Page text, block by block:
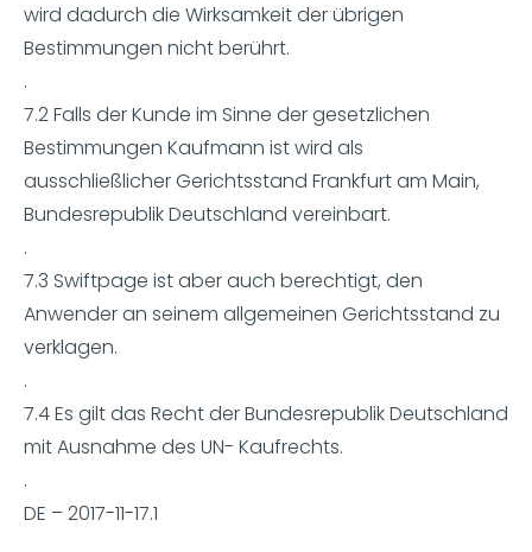
wird dadurch die Wirksamkeit der übrigen
Bestimmungen nicht berührt.
.
7.2 Falls der Kunde im Sinne der gesetzlichen
Bestimmungen Kaufmann ist wird als
ausschließlicher Gerichtsstand Frankfurt am Main,
Bundesrepublik Deutschland vereinbart.
.
7.3 Swiftpage ist aber auch berechtigt, den
Anwender an seinem allgemeinen Gerichtsstand zu
verklagen.
.
7.4 Es gilt das Recht der Bundesrepublik Deutschland
mit Ausnahme des UN- Kaufrechts.
.
DE – 2017-11-17.1